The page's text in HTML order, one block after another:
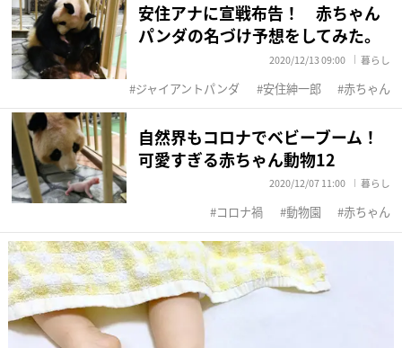
安住アナに宣戦布告！ 赤ちゃん
パンダの名づけ予想をしてみた。
2020/12/13 09:00 暮らし
ジャイアントパンダ 安住紳一郎 赤ちゃん
自然界もコロナでベビーブーム！
可愛すぎる赤ちゃん動物12
2020/12/07 11:00 暮らし
コロナ禍 動物園 赤ちゃん